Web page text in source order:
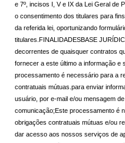
e 7º, incisos I, V e IX da Lei Geral de
o consentimento dos titulares para
da referida lei, oportunizando
titulares.FINALIDADESBASE
decorrentes de quaisquer contratos
fornecer a este último a informação e
processamento é necessário para a
contratuais mútuas.para enviar
usuário, por e-mail e/ou mensagem
comunicação;Este processamento é
obrigações contratuais mútuas e/ou
dar acesso aos nossos serviços de